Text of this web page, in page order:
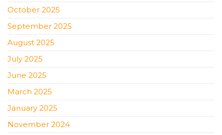
October 2025
September 2025
August 2025
July 2025
June 2025
March 2025
January 2025
November 2024